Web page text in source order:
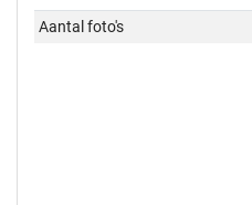
Aantal foto's